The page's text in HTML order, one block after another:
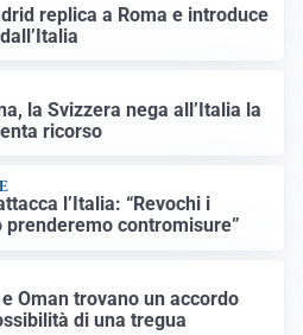
replica a Roma e introduce
la Svizzera nega all’Italia la
ricorso
l’Italia: “Revochi i
contromisure”
Oman trovano un accordo
di una tregua